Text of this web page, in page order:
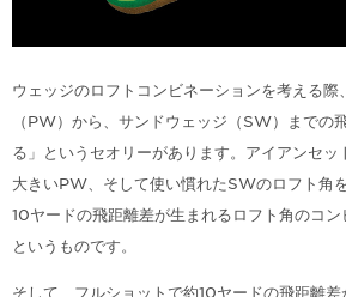
ウェッジのロフトコンビネーションを考える際
（PW）から、サンドウェッジ（SW）までの
る」というセオリーがあります。アイアンセッ
大きいPW、そして使い慣れたSWのロフト角
10ヤードの飛距離差が生まれるロフト角のコ
というものです。
そして、フルショットで約10ヤードの飛距離